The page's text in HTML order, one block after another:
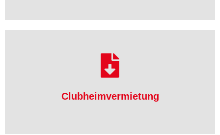
Clubheimvermietung
Clubheimvermietung
herunterladen